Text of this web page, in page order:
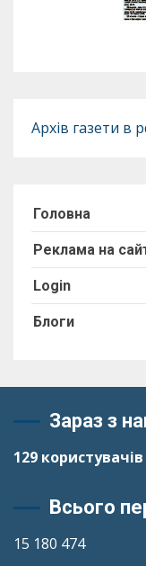
Архів газети в
Головна
Реклама на
Login
Блоги
Зараз з
129 користувачів
Всього
15 180 474